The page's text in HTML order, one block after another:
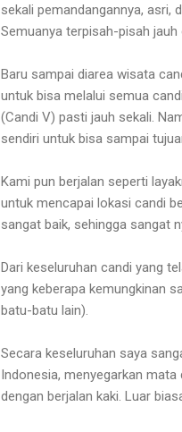
sekali pemandangannya, asri,
Semuanya terpisah-pisah jauh
Baru sampai diarea wisata
untuk bisa melalui semua
(Candi V) pasti jauh sekali.
sendiri untuk bisa sampai
Kami pun berjalan seperti
untuk mencapai lokasi candi
sangat baik, sehingga sangat
Dari keseluruhan candi yang
yang keberapa kemungkinan
batu-batu lain).
Secara keseluruhan saya
Indonesia, menyegarkan mata
dengan berjalan kaki. Luar